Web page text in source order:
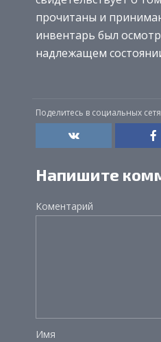
прочитаны и
инвентарь был
надлежащем
Поделитесь в социальных
Напишите
Коментарий
Имя